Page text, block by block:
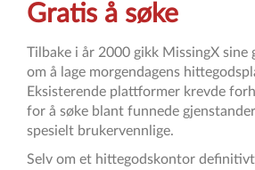
Gratis å søke
Tilbake i år 2000 gikk MissingX sine
om å lage morgendagens
Eksisterende plattformer krevde
for å søke blant funnede
spesielt brukervennlige.
Selv om et hittegodskontor